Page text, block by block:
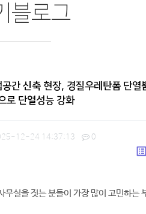
블로그
간 신축 현장, 경질우레탄폼 단열
로 단열성능 강화
12-24 14:37:13 0
무실을 짓는 분들이 가장 많이 고민하는